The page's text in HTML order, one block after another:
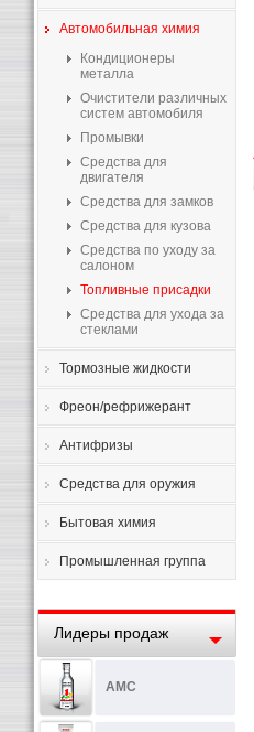
Автомобильная химия
Кондиционеры
металла
Очистители различных
систем автомобиля
Промывки
Средства для
двигателя
Средства для замков
Средства для кузова
Средства по уходу за
салоном
Топливные присадки
Средства для ухода за
стеклами
Тормозные жидкости
Фреон/рефрижерант
Антифризы
Средства для оружия
Бытовая химия
Промышленная группа
Лидеры продаж
AMC